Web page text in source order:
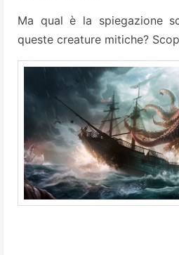
Ma qual è la spiegazione
queste creature mitiche?